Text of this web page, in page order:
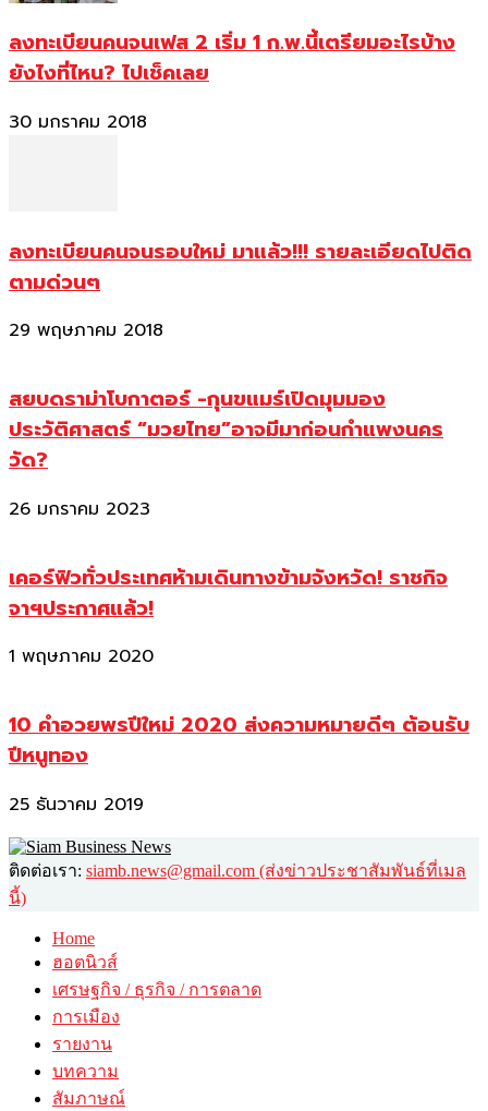
ลงทะเบียนคนจนเฟส 2 เริ่ม 1 ก.พ.นี้เตรียมอะไรบ้าง
ยังไงที่ไหน? ไปเช็คเลย
30 มกราคม 2018
ลงทะเบียนคนจนรอบใหม่ มาแล้ว!!! รายละเอียดไปติด
ตามด่วนๆ
29 พฤษภาคม 2018
สยบดราม่าโบกาตอร์ -กุนขแมร์เปิดมุมมอง
ประวัติศาสตร์ “มวยไทย”อาจมีมาก่อนกำแพงนคร
วัด?
26 มกราคม 2023
เคอร์ฟิวทั่วประเทศห้ามเดินทางข้ามจังหวัด! ราชกิจ
จาฯประกาศแล้ว!
1 พฤษภาคม 2020
10 คำอวยพรปีใหม่ 2020 ส่งความหมายดีๆ ต้อนรับ
ปีหนูทอง
25 ธันวาคม 2019
ติดต่อเรา: siamb.news@gmail.com (ส่งข่าวประชาสัมพันธ์ที่เมล
นี้)
Home
ฮอตนิวส์
เศรษฐกิจ / ธุรกิจ / การตลาด
การเมือง
รายงาน
บทความ
สัมภาษณ์